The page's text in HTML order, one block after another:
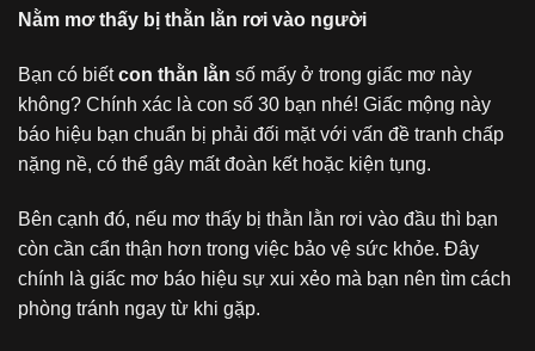
Nằm mơ thấy bị thằn lằn rơi vào người
Bạn có biếtcon thằn lằn số mấy ở trong giấc mơ này
không? Chính xác là con số 30 bạn nhé! Giấc mộng này
báo hiệu bạn chuẩn bị phải đối mặt với vấn đề tranh chấp
nặng nề, có thể gây mất đoàn kết hoặc kiện tụng.
Bên cạnh đó, nếu mơ thấy bị thằn lằn rơi vào đầu thì bạn
còn cần cẩn thận hơn trong việc bảo vệ sức khỏe. Đây
chính là giấc mơ báo hiệu sự xui xẻo mà bạn nên tìm cách
phòng tránh ngay từ khi gặp.